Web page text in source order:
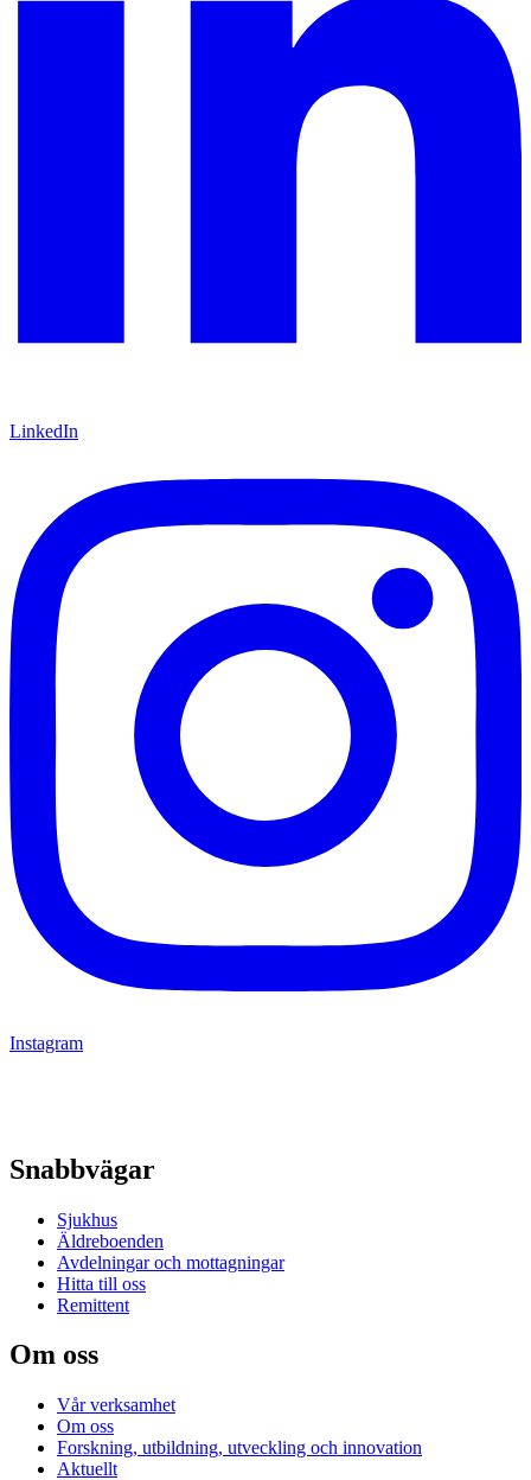
LinkedIn
Instagram
Snabbvägar
Sjukhus
Äldreboenden
Avdelningar och mottagningar
Hitta till oss
Remittent
Om oss
Vår verksamhet
Om oss
Forskning, utbildning, utveckling och innovation
Aktuellt